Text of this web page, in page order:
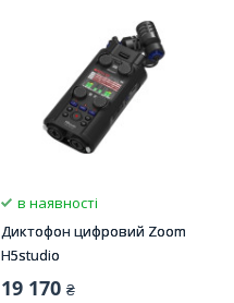
в наявності
Диктофон цифровий Zoom
H5studio
19 170 ₴